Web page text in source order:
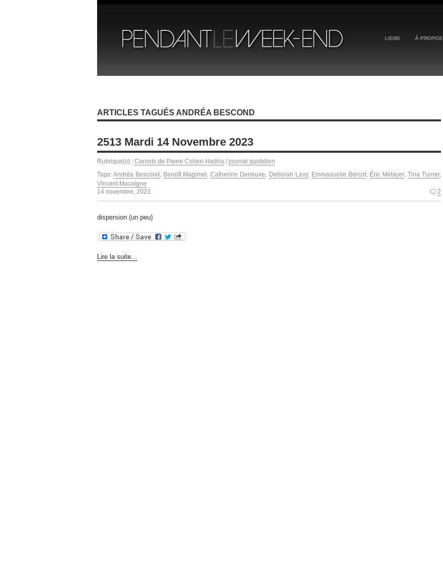
LIENS À PROPOS
ARTICLES TAGUÉS ANDRÉA BESCOND
2513 Mardi 14 Novembre 2023
Rubrique(s) : Carnets de Pierre Cohen-Hadria / journal quotidien
Tags:Andréa Bescond , Benoît Magimel ,Catherine Deneuve, Deborah Levy, Emmanuelle Bercot, Éric Métayer,Tina Turner,
Vincent Macaigne
14 novembre, 2023
2
dispersion (un peu)
Lire la suite...